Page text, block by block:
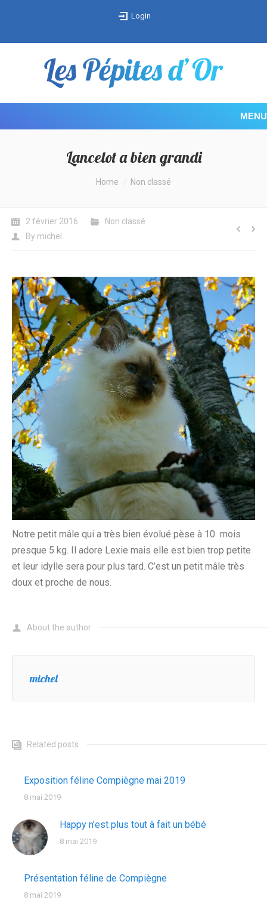
Login
MENU
Lancelot a bien grandi
Home Non classé
2 février 2016
Non classé
By michel
Notre petit mâle qui a très bien évolué pèse à 10 mois
presque 5 kg. Il adore Lexie mais elle est bien trop petite
et leur idylle sera pour plus tard. C’est un petit mâle très
doux et proche de nous.
About the author
michel
Related posts
Exposition féline Compiègne mai 2019
8 mai 2019
Happy n’est plus tout à fait un bébé
8 mai 2019
Présentation féline de Compiègne
8 mai 2019